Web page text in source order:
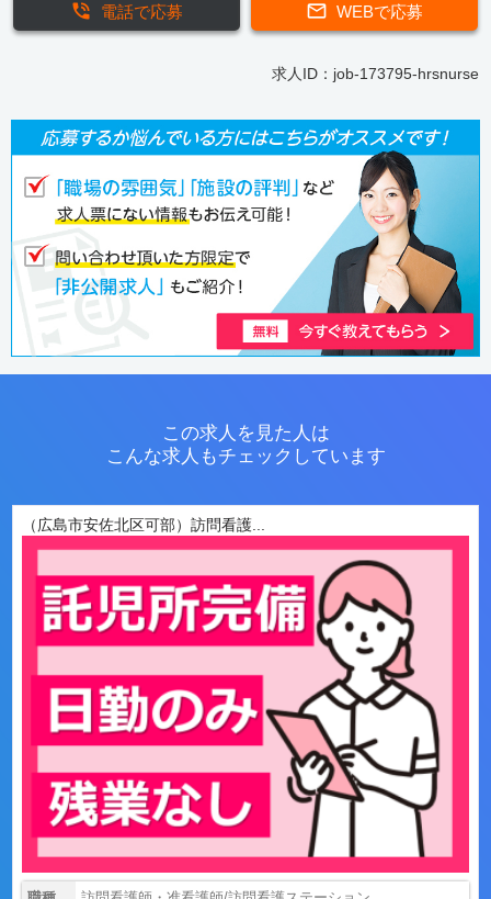
WEBで応募
電話で応募
求人ID：job-173795-hrsnurse
この求人を見た人は
こんな求人もチェックしています
（広島市安佐北区可部）訪問看護...